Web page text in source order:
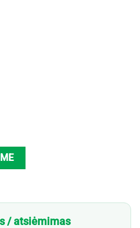
/ atsiėmimas